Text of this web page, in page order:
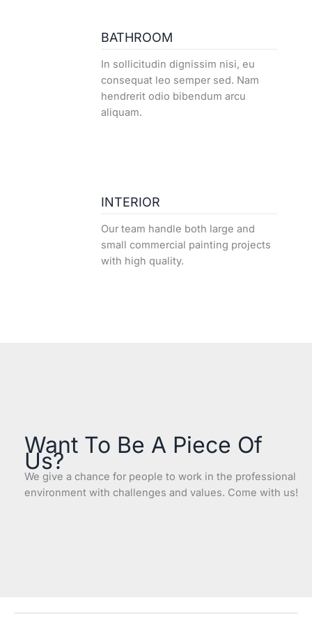
BATHROOM
In sollicitudin dignissim nisi, eu
consequat leo semper sed. Nam
hendrerit odio bibendum arcu
aliquam.
INTERIOR
Our team handle both large and
small commercial painting projects
with high quality.
Want To Be A Piece Of
Us?
We give a chance for people to work in the professional
environment with challenges and values. Come with us!